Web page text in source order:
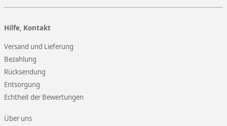
Hilfe, Kontakt
Versand und Lieferung
Bezahlung
Rücksendung
Entsorgung
Echtheit der Bewertungen
Über uns